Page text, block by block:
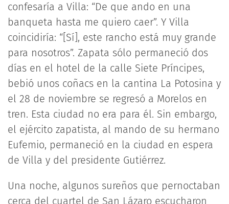
confesaría a Villa: “De que ando en una
banqueta hasta me quiero caer”. Y Villa
coincidiría: “[Sí], este rancho está muy grande
para nosotros”. Zapata sólo permaneció dos
días en el hotel de la calle Siete Príncipes,
bebió unos coñacs en la cantina La Potosina y
el 28 de noviembre se regresó a Morelos en
tren. Esta ciudad no era para él. Sin embargo,
el ejército zapatista, al mando de su hermano
Eufemio, permaneció en la ciudad en espera
de Villa y del presidente Gutiérrez.
Una noche, algunos sureños que pernoctaban
cerca del cuartel de San Lázaro escucharon